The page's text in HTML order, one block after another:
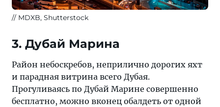
MDXB, Shutterstock
3. Дубай Марина
Район небоскребов, неприлично дорогих яхт
и парадная витрина всего Дубая.
Прогуливаясь по Дубай Марине совершенно
бесплатно, можно вконец обалдеть от одной